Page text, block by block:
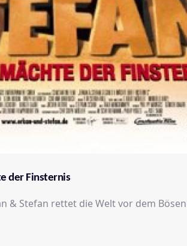
der Finsternis
& Stefan rettet die Welt vor dem Bösen